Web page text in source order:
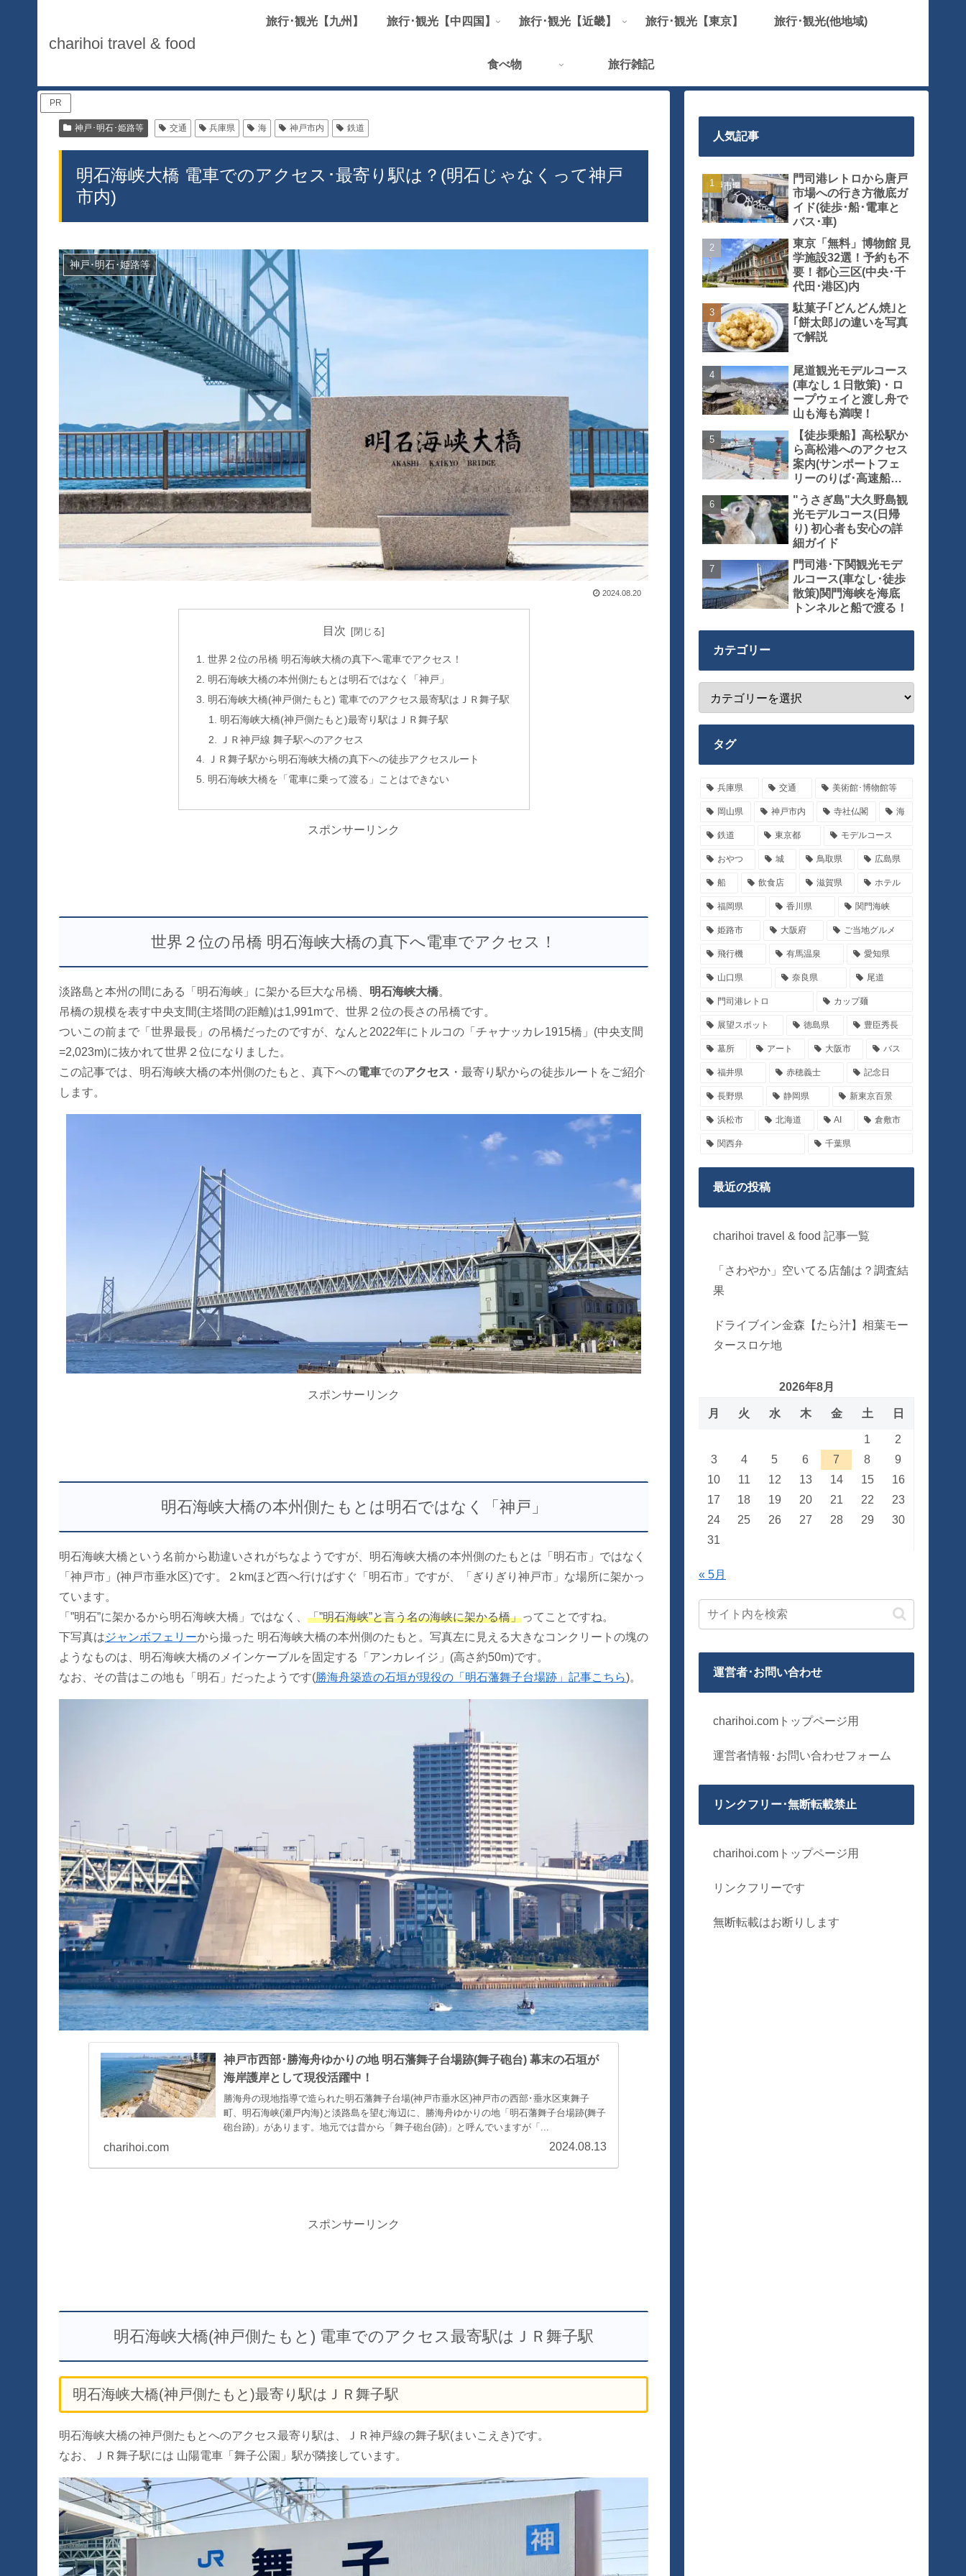
charihoi travel & food
旅行･観光【九州】 旅行･観光【中四国】 旅行･観光【近畿】 旅行･観光【東京】 旅行･観光(他地域)
食べ物 旅行雑記
PR
神戸･明石･姫路等 交通 兵庫県 海 神戸市内 鉄道
明石海峡大橋 電車でのアクセス･最寄り駅は？(明石じゃなくって神戸
市内)
神戸･明石･姫路等
2024.08.20
目次
世界２位の吊橋 明石海峡大橋の真下へ電車でアクセス！
明石海峡大橋の本州側たもとは明石ではなく「神戸」
明石海峡大橋(神戸側たもと) 電車でのアクセス最寄駅はＪＲ舞子駅
明石海峡大橋(神戸側たもと)最寄り駅はＪＲ舞子駅
ＪＲ神戸線 舞子駅へのアクセス
ＪＲ舞子駅から明石海峡大橋の真下への徒歩アクセスルート
明石海峡大橋を「電車に乗って渡る」ことはできない
スポンサーリンク
世界２位の吊橋 明石海峡大橋の真下へ電車でアクセス！
淡路島と本州の間にある「明石海峡」に架かる巨大な吊橋、 明石海峡大橋。
吊橋の規模を表す中央支間(主塔間の距離)は1,991mで、世界２位の長さの吊橋です。
ついこの前まで「世界最長」の吊橋だったのですが、なんと2022年にトルコの「チャナッカレ1915橋」(中央支間
=2,023m)に抜かれて世界２位になりました。
この記事では、明石海峡大橋の本州側のたもと、真下への電車でのアクセス ・最寄り駅からの徒歩ルートをご紹介
します。
スポンサーリンク
明石海峡大橋の本州側たもとは明石ではなく「神戸」
明石海峡大橋という名前から勘違いされがちなようですが、明石海峡大橋の本州側のたもとは「明石市」ではなく
「神戸市」(神戸市垂水区)です。２kmほど西へ行けばすぐ「明石市」ですが、「ぎりぎり神戸市」な場所に架かっ
ています。
「”明石”に架かるから明石海峡大橋」ではなく、 「”明石海峡”と言う名の海峡に架かる橋」ってことですね。
下写真はジャンボフェリーから撮った 明石海峡大橋の本州側のたもと。写真左に見える大きなコンクリートの塊の
ようなものは、明石海峡大橋のメインケーブルを固定する「アンカレイジ」(高さ約50m)です。
なお、その昔はこの地も「明石」だったようです(勝海舟築造の石垣が現役の「明石藩舞子台場跡」記事こちら)。
神戸市西部･勝海舟ゆかりの地 明石藩舞子台場跡(舞子砲台) 幕末の石垣が
海岸護岸として現役活躍中！
勝海舟の現地指導で造られた明石藩舞子台場(神戸市垂水区)神戸市の西部･垂水区東舞子
町、明石海峡(瀬戸内海)と淡路島を望む海辺に、勝海舟ゆかりの地「明石藩舞子台場跡(舞子
砲台跡)」があります。地元では昔から「舞子砲台(跡)」と呼んでいますが「...
charihoi.com 2024.08.13
スポンサーリンク
明石海峡大橋(神戸側たもと) 電車でのアクセス最寄駅はＪＲ舞子駅
明石海峡大橋(神戸側たもと)最寄り駅はＪＲ舞子駅
明石海峡大橋の神戸側たもとへのアクセス最寄り駅は、ＪＲ神戸線の舞子駅(まいこえき)です。
なお、ＪＲ舞子駅には 山陽電車「舞子公園」駅が隣接しています。
人気記事
門司港レトロから唐戸
市場への行き方徹底ガ
イド(徒歩･船･電車と
バス･車)
東京「無料」博物館 見
学施設32選！予約も不
要！都心三区(中央･千
代田･港区)内
駄菓子｢どんどん焼｣と
｢餅太郎｣の違いを写真
で解説
尾道観光モデルコース
(車なし１日散策)・ロ
ープウェイと渡し舟で
山も海も満喫！
【徒歩乗船】高松駅か
ら高松港へのアクセス
案内(サンポートフェ
リーのりば･高速船の
りば)
"うさぎ島"大久野島観
光モデルコース(日帰
り) 初心者も安心の詳
細ガイド
門司港･下関観光モデ
ルコース(車なし･徒歩
散策)関門海峡を海底
トンネルと船で渡る！
カテゴリー
タグ
兵庫県 交通 美術館･博物館等
岡山県 神戸市内 寺社仏閣 海
鉄道 東京都 モデルコース
おやつ 城 鳥取県 広島県
船 飲食店 滋賀県 ホテル
福岡県 香川県 関門海峡
姫路市 大阪府 ご当地グルメ
飛行機 有馬温泉 愛知県
山口県 奈良県 尾道
門司港レトロ カップ麺
展望スポット 徳島県 豊臣秀長
墓所 アート 大阪市 バス
福井県 赤穂義士 記念日
長野県 静岡県 新東京百景
浜松市 北海道 AI 倉敷市
関西弁 千葉県
最近の投稿
charihoi travel & food 記事一覧
「さわやか」空いてる店舗は？調査結
果
ドライブイン金森【たら汁】相葉モー
タースロケ地
2026年8月
月 火 水 木 金 土 日
1
2
3
4 5 6 7 8
9
10
11 12 13 14 15
16
17
18 19 20 21 22
23
24
25 26 27 28 29
30
31
« 5月
運営者･お問い合わせ
charihoi.comトップページ用
運営者情報･お問い合わせフォーム
リンクフリー･無断転載禁止
charihoi.comトップページ用
リンクフリーです
無断転載はお断りします